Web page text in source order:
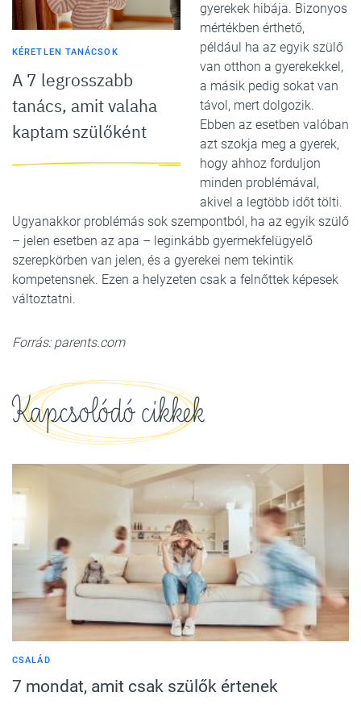
KÉRETLEN TANÁCSOK
A 7 legrosszabb
tanács, amit valaha
kaptam szülőként
gyerekek hibája. Bizonyos
mértékben érthető,
például ha az egyik szülő
van otthon a gyerekekkel,
a másik pedig sokat van
távol, mert dolgozik.
Ebben az esetben valóban
azt szokja meg a gyerek,
hogy ahhoz forduljon
minden problémával,
akivel a legtöbb időt tölti.
Ugyanakkor problémás sok szempontból, ha az egyik szülő
– jelen esetben az apa – leginkább gyermekfelügyelő
szerepkörben van jelen, és a gyerekei nem tekintik
kompetensnek. Ezen a helyzeten csak a felnőttek képesek
változtatni.
Forrás: parents.com
Kapcsolódó cikkek
CSALÁD
7 mondat, amit csak szülők értenek